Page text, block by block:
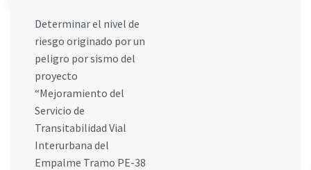
Determinar el nivel de
riesgo originado por un
peligro por sismo del
proyecto
“Mejoramiento del
Servicio de
Transitabilidad Vial
Interurbana del
Empalme Tramo PE-38